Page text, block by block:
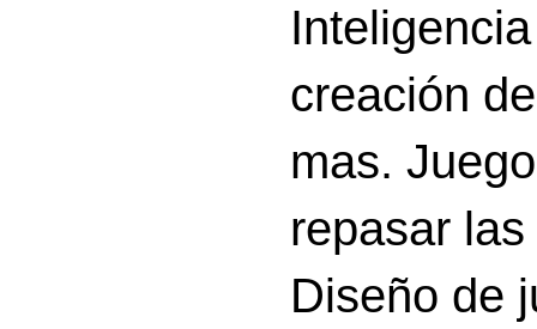
creación
mas.
repasar
Diseño de